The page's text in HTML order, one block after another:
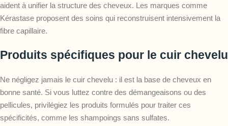
aident à unifier la structure des cheveux. Les marques comme
Kérastase proposent des soins qui reconstruisent intensivement la
fibre capillaire.
Produits spécifiques pour le cuir chevelu
Ne négligez jamais le cuir chevelu : il est la base de cheveux en
bonne santé. Si vous luttez contre des démangeaisons ou des
pellicules, privilégiez les produits formulés pour traiter ces
spécificités, comme les shampoings sans sulfates.